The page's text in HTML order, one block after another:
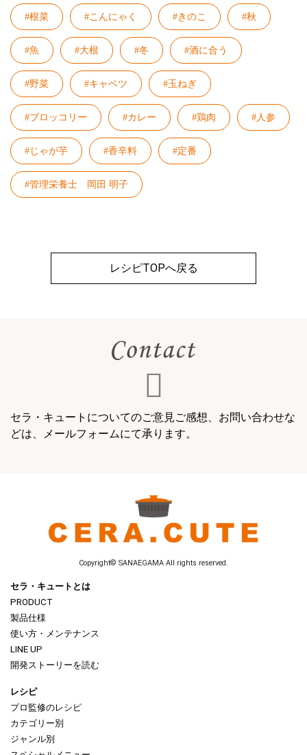
#根菜 #こんにゃく #きのこ #秋
#魚 #大根 #冬 #酒に合う
#野菜 #キャベツ #玉ねぎ
#ブロッコリー #カレー #鶏肉 #人参
#じゃが芋 #香辛料 #定番
#管理栄養士 岡田 明子
レシピTOPへ戻る
セラ・キュートについてのご意見ご感想、お問い合わせな
どは、メールフォームにて承ります。
Copyright© SANAEGAMA All rights reserved.
セラ・キュートとは
PRODUCT
製品仕様
使い方・メンテナンス
LINE UP
開発ストーリーを読む
レシピ
プロ監修のレシピ
カテゴリー別
ジャンル別